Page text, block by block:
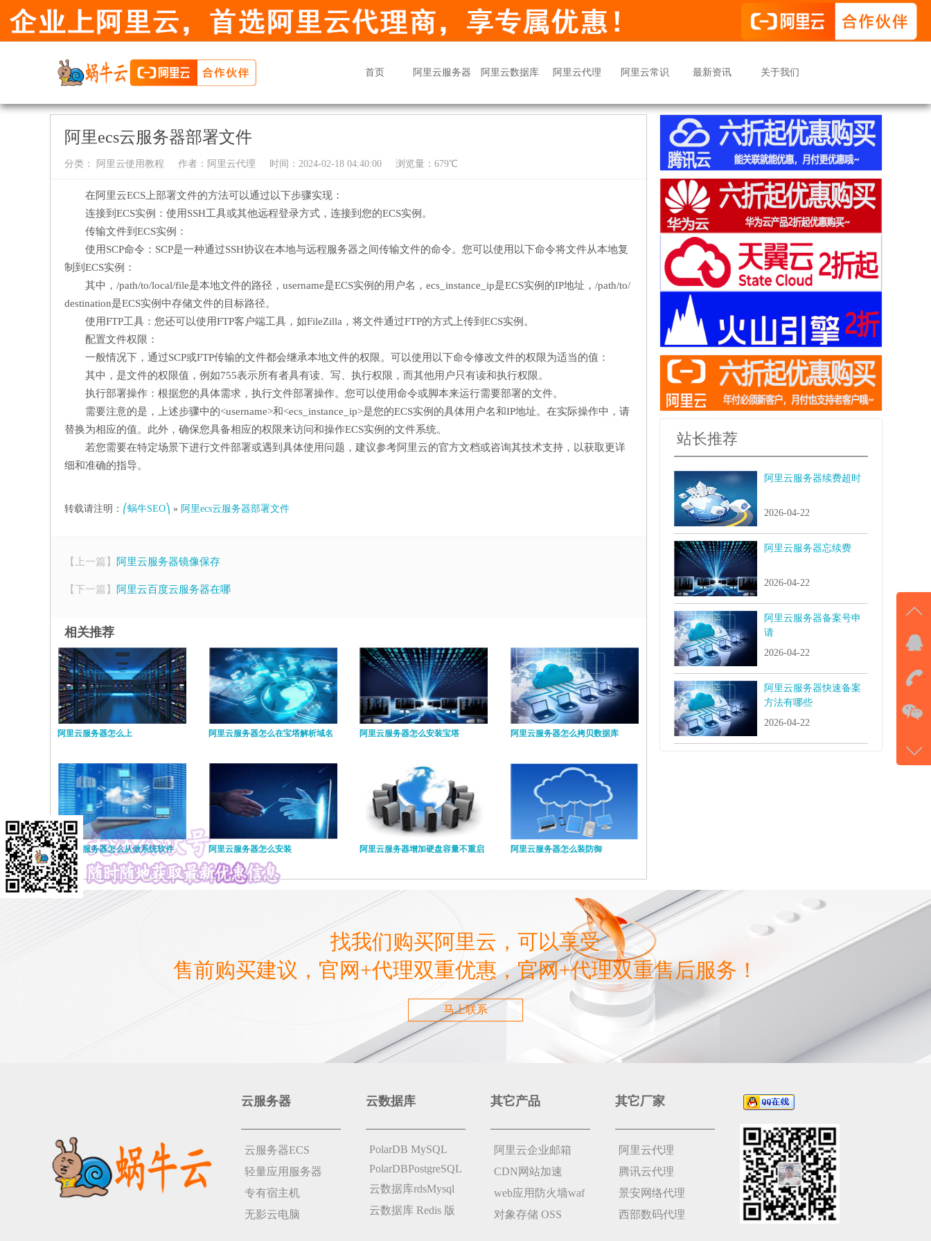
首页 阿里云服务器 阿里云数据库 阿里云代理 阿里云常识 最新资讯 关于我们
阿里ecs云服务器部署文件
分类： 阿里云使用教程 作者： 阿里云代理 时间：2024-02-18 04:40:00 浏览量：679℃
在阿里云ECS上部署文件的方法可以通过以下步骤实现：
连接到ECS实例：使用SSH工具或其他远程登录方式，连接到您的ECS实例。
传输文件到ECS实例：
使用SCP命令：SCP是一种通过SSH协议在本地与远程服务器之间传输文件的命令。您可以使用以下命令将文件从本地复
制到ECS实例：
其中，/path/to/local/file是本地文件的路径，username是ECS实例的用户名，ecs_instance_ip是ECS实例的IP地址，/path/to/
destination是ECS实例中存储文件的目标路径。
使用FTP工具：您还可以使用FTP客户端工具，如FileZilla，将文件通过FTP的方式上传到ECS实例。
配置文件权限：
一般情况下，通过SCP或FTP传输的文件都会继承本地文件的权限。可以使用以下命令修改文件的权限为适当的值：
其中， 是文件的权限值，例如755表示所有者具有读、写、执行权限，而其他用户只有读和执行权限。
执行部署操作：根据您的具体需求，执行文件部署操作。您可以使用命令或脚本来运行需要部署的文件。
需要注意的是，上述步骤中的<username>和<ecs_instance_ip>是您的ECS实例的具体用户名和IP地址。在实际操作中，请
替换为相应的值。此外，确保您具备相应的权限来访问和操作ECS实例的文件系统。
若您需要在特定场景下进行文件部署或遇到具体使用问题，建议参考阿里云的官方文档或咨询其技术支持，以获取更详
细和准确的指导。
转载请注明： ⎛蜗牛SEO⎞ » 阿里ecs云服务器部署文件
【上一篇】 阿里云服务器镜像保存
【下一篇】 阿里云百度云服务器在哪
相关推荐
阿里云服务器怎么上 阿里云服务器怎么在宝塔解析域名 阿里云服务器怎么安装宝塔 阿里云服务器怎么拷贝数据库
阿里云服务器怎么从做系统软件 阿里云服务器怎么安装 阿里云服务器增加硬盘容量不重启 阿里云服务器怎么装防御
站长推荐
阿里云服务器续费超时
2026-04-22
阿里云服务器忘续费
2026-04-22
阿里云服务器备案号申
请
2026-04-22
阿里云服务器快速备案
方法有哪些
2026-04-22
找我们购买阿里云，可以享受
售前购买建议，官网+代理双重优惠，官网+代理双重售后服务！
马上联系
云服务器
云服务器ECS
轻量应用服务器
专有宿主机
无影云电脑
云数据库
PolarDB MySQL
PolarDBPostgreSQL
云数据库rdsMysql
云数据库 Redis 版
其它产品
阿里云企业邮箱
CDN网站加速
web应用防火墙waf
对象存储 OSS
其它厂家
阿里云代理
腾讯云代理
景安网络代理
西部数码代理
QQ
击
177-